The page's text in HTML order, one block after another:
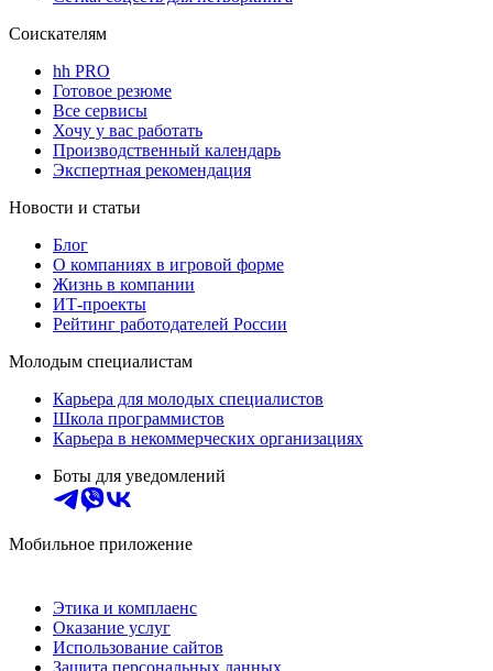
Соискателям
hh PRO
Готовое резюме
Все сервисы
Хочу у вас работать
Производственный календарь
Экспертная рекомендация
Новости и статьи
Блог
О компаниях в игровой форме
Жизнь в компании
ИТ-проекты
Рейтинг работодателей России
Молодым специалистам
Карьера для молодых специалистов
Школа программистов
Карьера в некоммерческих организациях
Боты для уведомлений
Мобильное приложение
Этика и комплаенс
Оказание услуг
Использование сайтов
Защита персональных данных